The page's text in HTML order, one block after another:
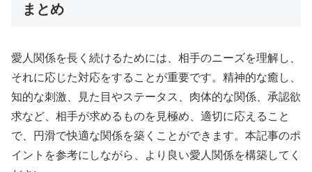
まとめ
愛人関係を長く続けるためには、相手のニーズを理解し、
それに応じた対応をすることが重要です。精神的な癒し、
知的な刺激、見た目やステータス、肉体的な関係、承認欲
求など、相手が求めるものを見極め、適切に応えること
で、円滑で快適な関係を築くことができます。本記事のポ
イントを参考にしながら、より良い愛人関係を構築してく